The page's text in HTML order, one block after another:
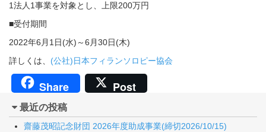
1法人1事業を対象とし、上限200万円
■受付期間
2022年6月1日(水)～6月30日(木)
詳しくは、 (公社)日本フィランソロピー協会
Share Post
最近の投稿
齋藤茂昭記念財団 2026年度助成事業(締切2026/10/15)